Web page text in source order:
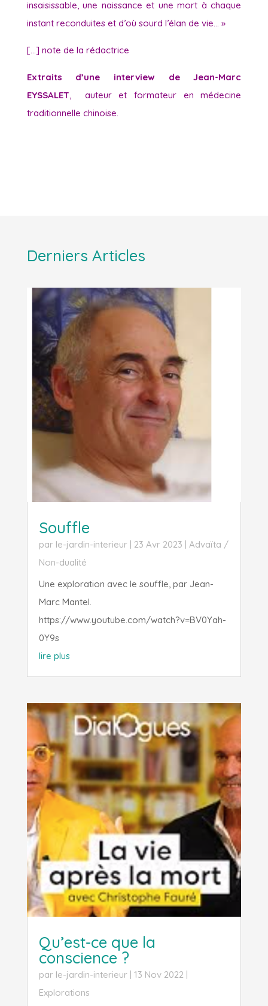
insaisissable, une naissance et une mort à chaque
instant reconduites et d’où sourd l’élan de vie… »
[…] note de la rédactrice
Extraits d’une interview de Jean-Marc
EYSSALET, auteur et formateur en médecine
traditionnelle chinoise.
Derniers Articles
Souffle
par le-jardin-interieur| 23 Avr 2023
Advaïta /
Non-dualité
Une exploration avec le souffle, par Jean-
Marc Mantel.
https://www.youtube.com/watch?v=BV0Yah-
0Y9s
lire plus
Qu’est-ce que la
conscience ?
par le-jardin-interieur| 13 Nov 2022 |
Explorations